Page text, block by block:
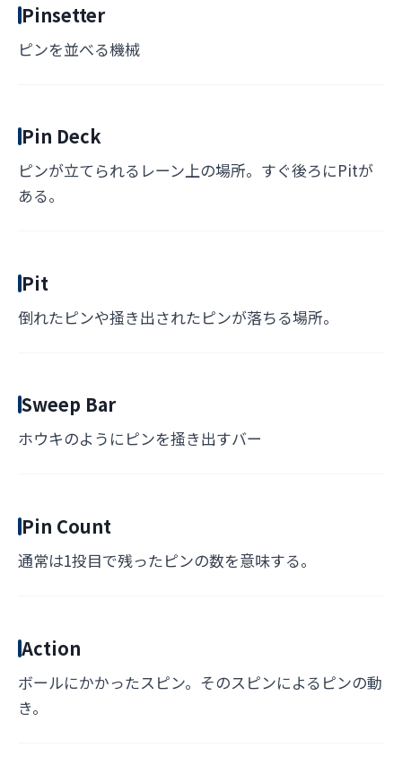
Pinsetter
ピンを並べる機械
Pin Deck
ピンが立てられるレーン上の場所。すぐ後ろにPitが
ある。
Pit
倒れたピンや掻き出されたピンが落ちる場所。
Sweep Bar
ホウキのようにピンを掻き出すバー
Pin Count
通常は1投目で残ったピンの数を意味する。
Action
ボールにかかったスピン。そのスピンによるピンの動
き。